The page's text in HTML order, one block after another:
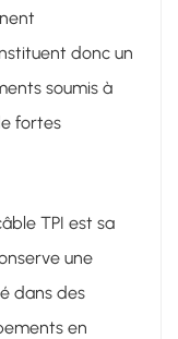
donc un
soumis à
fortes
TPI est sa
une
dans des
en